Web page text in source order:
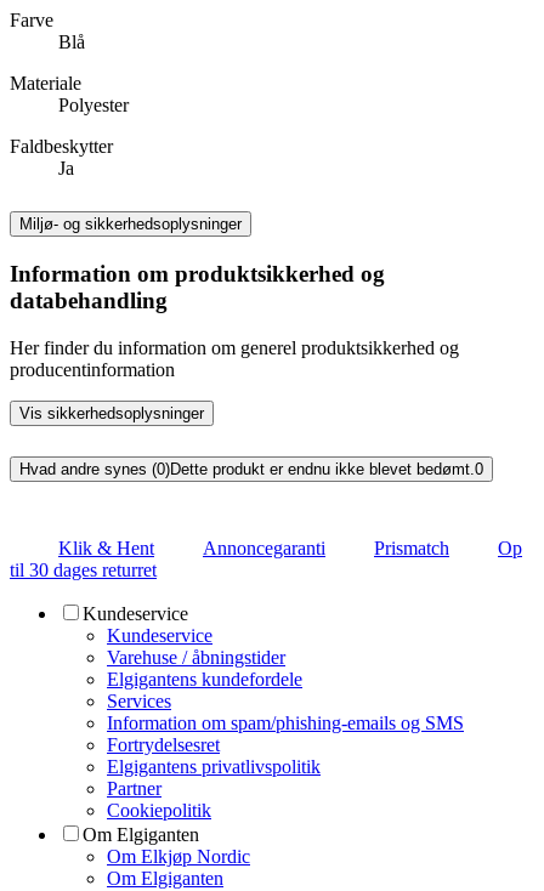
Farve
Blå
Materiale
Polyester
Faldbeskytter
Ja
Miljø- og sikkerhedsoplysninger
Information om produktsikkerhed og
databehandling
Her finder du information om generel produktsikkerhed og
producentinformation
Vis sikkerhedsoplysninger
Hvad andre synes (0)Dette produkt er endnu ikke blevet bedømt.0
Klik & Hent Annoncegaranti Prismatch
Op
til 30 dages returret
Kundeservice
Kundeservice
Varehuse / åbningstider
Elgigantens kundefordele
Services
Information om spam/phishing-emails og SMS
Fortrydelsesret
Elgigantens privatlivspolitik
Partner
Cookiepolitik
Om Elgiganten
Om Elkjøp Nordic
Om Elgiganten